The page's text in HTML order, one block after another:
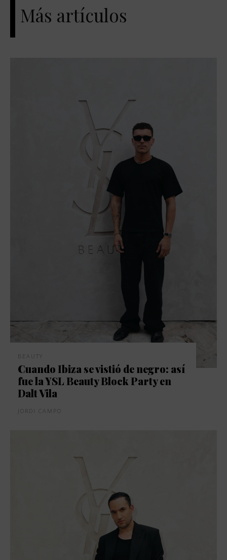
Más artículos
BEAUTY
Cuando Ibiza se vistió de negro: así
fue la YSL Beauty Block Party en
Dalt Vila
JORDI CAMPO